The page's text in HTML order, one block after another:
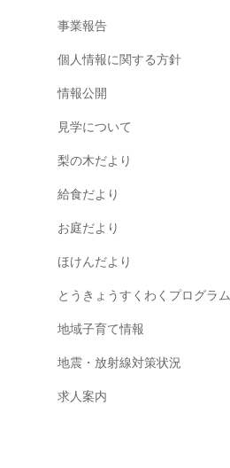
事業報告
個人情報に関する方針
情報公開
見学について
梨の木だより
給食だより
お庭だより
ほけんだより
とうきょうすくわくプログラム
地域子育て情報
地震・放射線対策状況
求人案内